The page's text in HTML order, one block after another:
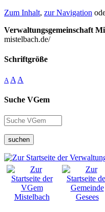
Zum Inhalt, zur Navigation
Verwaltungsgemeinschaft
mistelbach.de/
Schriftgröße
A A A
Suche VGem
suchen